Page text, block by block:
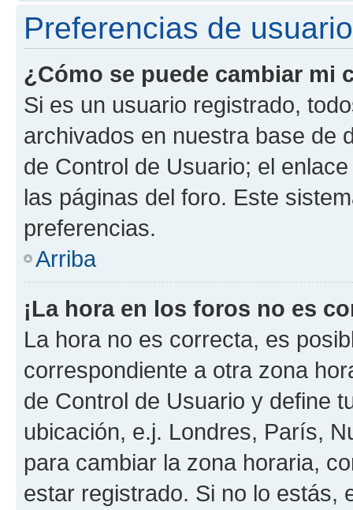
Preferencias de
¿Cómo se puede cambiar mi
Si es un usuario registrado,
archivados en nuestra base de
de Control de Usuario; el
las páginas del foro. Este
preferencias.
Arriba
¡La hora en los foros no es
La hora no es correcta, es
correspondiente a otra zona
de Control de Usuario y define
ubicación, e.j. Londres, París,
para cambiar la zona horaria,
estar registrado. Si no lo estás,